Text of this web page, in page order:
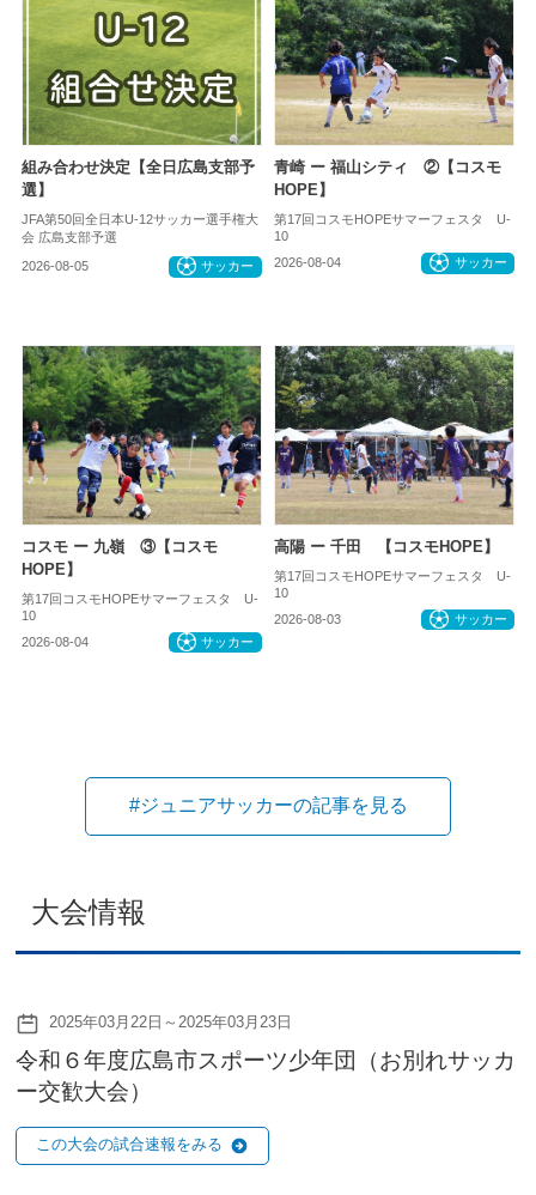
組み合わせ決定【全日広島支部予
選】
JFA第50回全日本U-12サッカー選手権大
会 広島支部予選
2026-08-05 サッカー
青崎 ー 福山シティ ②【コスモ
HOPE】
第17回コスモHOPEサマーフェスタ U-
10
2026-08-04
サッカー
コスモ ー 九嶺 ③【コスモ
HOPE】
第17回コスモHOPEサマーフェスタ U-
10
2026-08-04
サッカー
高陽 ー 千田 【コスモHOPE】
第17回コスモHOPEサマーフェスタ U-
10
2026-08-03
サッカー
#ジュニアサッカーの記事を見る
大会情報
2025年03月22日～2025年03月23日
令和６年度広島市スポーツ少年団（お別れサッカ
ー交歓大会）
この大会の試合速報をみる